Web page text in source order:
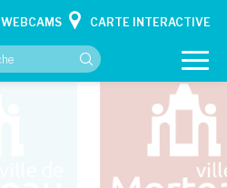
WEBCAMS CARTE INTERACTIVE